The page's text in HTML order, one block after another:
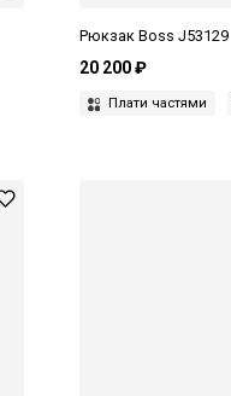
Рюкзак Boss J53129
20 200 ₽
Плати частями